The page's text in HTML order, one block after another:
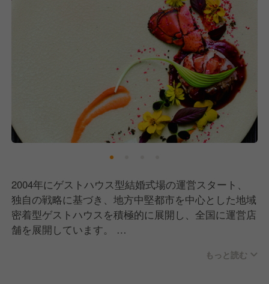
2004年にゲストハウス型結婚式場の運営スタート、
独自の戦略に基づき、地方中堅都市を中心とした地域
密着型ゲストハウスを積極的に展開し、全国に運営店
舗を展開しています。
異なる個性的なゲストハウスで、全国統一したグラン
もっと読む